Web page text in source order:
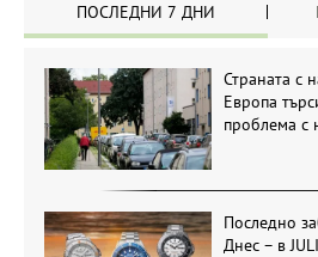
ПОСЛЕДНИ 7 ДНИ
Страната с
Европа
проблема с
Последно
Днес – в